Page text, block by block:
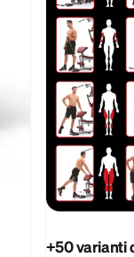
+50 varianti